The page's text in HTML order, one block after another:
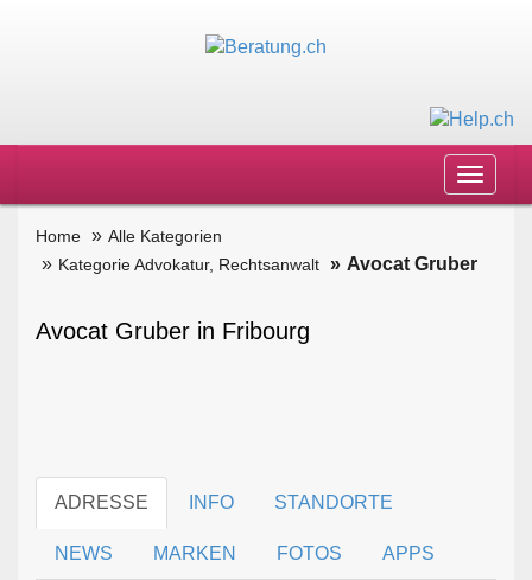
Toggle
Home
Alle Kategorien
Kategorie Advokatur, Rechtsanwalt
Avocat Gruber
Avocat Gruber in Fribourg
ADRESSE INFO STANDORTE
NEWS MARKEN FOTOS APPS